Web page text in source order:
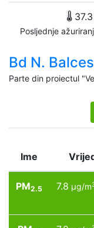
37.3
Posljednje
Bd N.
Parte din proiectul
Ime
PM2.5 7.8 µg/m